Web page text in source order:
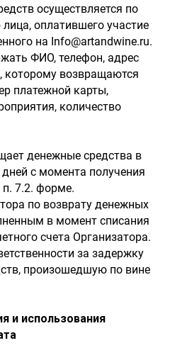
осуществляется по
оплатившего участие
на Info@artandwine.ru.
ФИО, телефон, адрес
которому возвращаются
платежной карты,
количество
денежные средства в
с момента получения
п. 7.2. форме.
по возврату денежных
в момент списания
счета Организатора.
за задержку
произошедшую по вине
и использования